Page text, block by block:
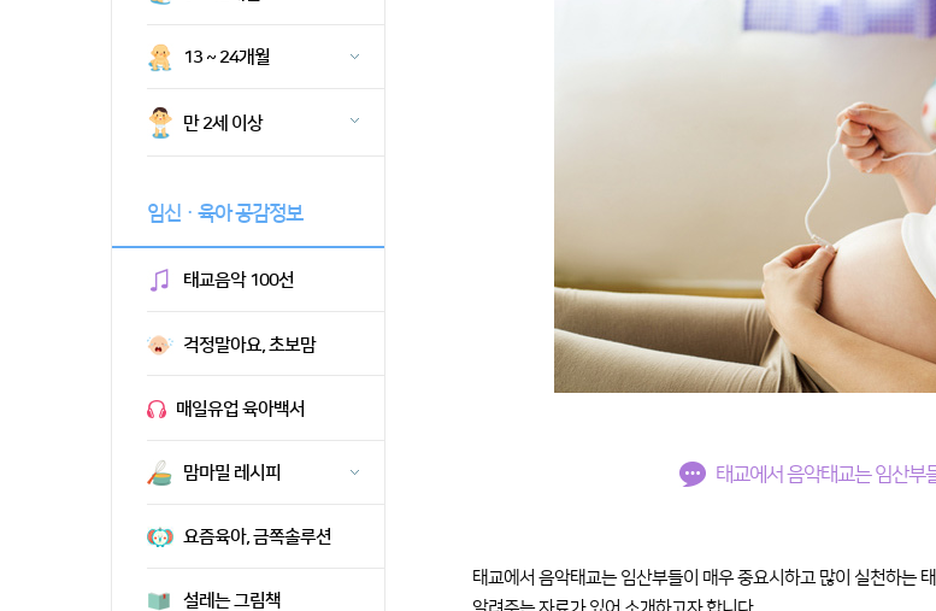
13 ~ 24개월
만 2세 이상
임신ㆍ육아 공감정보
태교음악 100선
걱정말아요, 초보맘
매일유업 육아백서
맘마밀 레시피
요즘육아, 금쪽솔루션
설레는 그림책
태교에서 음악태교는 임산부
태교에서 음악태교는 임산부들이 매우 중요시하고 많이 실천하는